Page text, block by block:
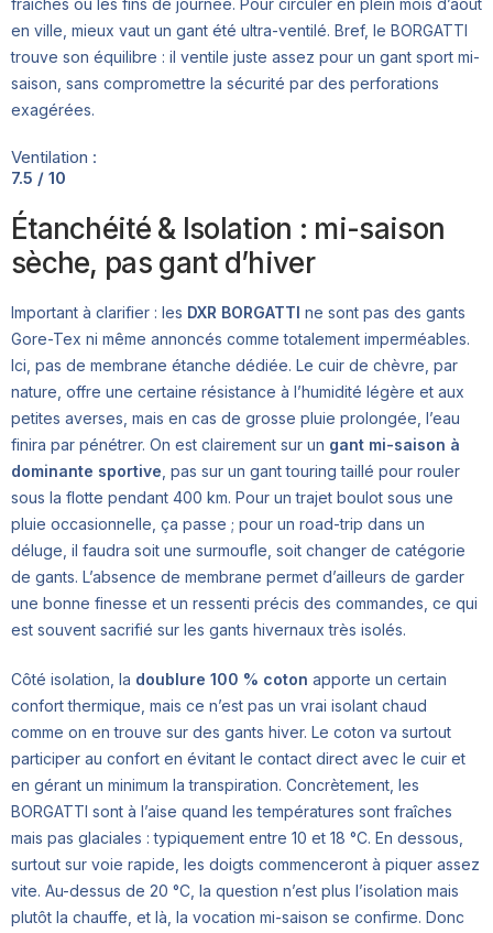
fraîches ou les fins de journée. Pour circuler en plein mois d’août
en ville, mieux vaut un gant été ultra-ventilé. Bref, le BORGATTI
trouve son équilibre : il ventile juste assez pour un gant sport mi-
saison, sans compromettre la sécurité par des perforations
exagérées.
Ventilation :
7.5 / 10
Étanchéité & Isolation : mi-saison
sèche, pas gant d’hiver
Important à clarifier : les DXR BORGATTI ne sont pas des gants
Gore-Tex ni même annoncés comme totalement imperméables.
Ici, pas de membrane étanche dédiée. Le cuir de chèvre, par
nature, offre une certaine résistance à l’humidité légère et aux
petites averses, mais en cas de grosse pluie prolongée, l’eau
finira par pénétrer. On est clairement sur un gant mi-saison à
dominante sportive , pas sur un gant touring taillé pour rouler
sous la flotte pendant 400 km. Pour un trajet boulot sous une
pluie occasionnelle, ça passe ; pour un road-trip dans un
déluge, il faudra soit une surmoufle, soit changer de catégorie
de gants. L’absence de membrane permet d’ailleurs de garder
une bonne finesse et un ressenti précis des commandes, ce qui
est souvent sacrifié sur les gants hivernaux très isolés.
Côté isolation, la doublure 100 % coton apporte un certain
confort thermique, mais ce n’est pas un vrai isolant chaud
comme on en trouve sur des gants hiver. Le coton va surtout
participer au confort en évitant le contact direct avec le cuir et
en gérant un minimum la transpiration. Concrètement, les
BORGATTI sont à l’aise quand les températures sont fraîches
mais pas glaciales : typiquement entre 10 et 18 °C. En dessous,
surtout sur voie rapide, les doigts commenceront à piquer assez
vite. Au-dessus de 20 °C, la question n’est plus l’isolation mais
plutôt la chauffe, et là, la vocation mi-saison se confirme. Donc